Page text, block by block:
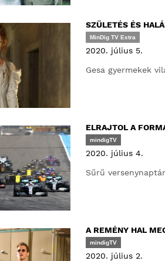
SZÜLETÉS ÉS
MinDig TV Extra
2020. július 5.
Gesa gyermekek
ELRAJTOL A
mindigTV
2020. július 4.
Sűrű
A REMÉNY HAL
mindigTV
2020. július 2.